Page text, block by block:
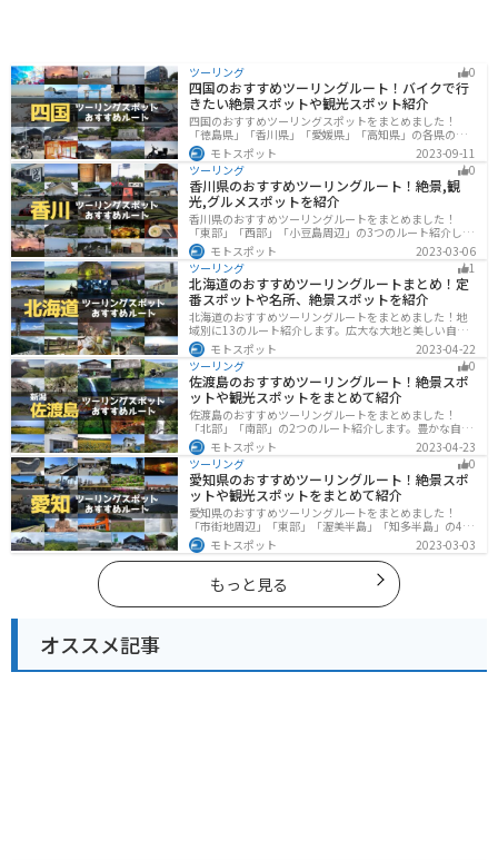
ツーリング 0
四国のおすすめツーリングルート！バイクで行
きたい絶景スポットや観光スポット紹介
四国のおすすめツーリングスポットをまとめました！
「徳島県」「香川県」「愛媛県」「高知県」の各県の観
光地紹介します。自然豊かな山々や湖、温泉地が点在
し、四季折々の景色を楽しめるスポットが多数ありま
す。バイクで四国にツーリングに行く際は参考にしてく
ださい。
モトスポット
2023-09-11
ツーリング
0
香川県のおすすめツーリングルート！絶景,観
光,グルメスポットを紹介
香川県のおすすめツーリングルートをまとめました！
「東部」「西部」「小豆島周辺」の3つのルート紹介しま
す。自然豊かな山から海、絶品グルメを満喫するツーリ
ングができます。バイクで香川県にツーリングに行く際
は参考にしてください。
モトスポット
2023-03-06
ツーリング
1
北海道のおすすめツーリングルートまとめ！定
番スポットや名所、絶景スポットを紹介
北海道のおすすめツーリングルートをまとめました！地
域別に13のルート紹介します。広大な大地と美しい自然
が広がり、四季折々の魅力を楽しめる観光スポットが数
多くあります。バイクで北海道にツーリングに行く際は
参考にしてください。
モトスポット
2023-04-22
ツーリング
0
佐渡島のおすすめツーリングルート！絶景スポ
ットや観光スポットをまとめて紹介
佐渡島のおすすめツーリングルートをまとめました！
「北部」「南部」の2つのルート紹介します。豊かな自然
と歴史的なスポット、トキなどの貴重な動物を見られる
スポットが多数あります。バイクで佐渡島にツーリング
に行く際は参考にしてください。
モトスポット
2023-04-23
ツーリング
0
愛知県のおすすめツーリングルート！絶景スポ
ットや観光スポットをまとめて紹介
愛知県のおすすめツーリングルートをまとめました！
「市街地周辺」「東部」「渥美半島」「知多半島」の4つ
のルート紹介します。名古屋周辺の栄えたスポットから
山、海、美術館なども多数あり、自然・歴史・文化を満
喫するツーリングができます。バイクで愛知県にツーリ
ングに行く際は参考にしてください。
モトスポット 2023-03-03
もっと見る
オススメ記事